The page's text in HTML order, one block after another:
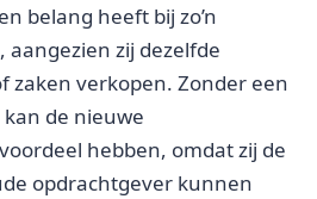
belang heeft bij zo’n
zij dezelfde
zaken verkopen. Zonder een
de nieuwe
hebben, omdat zij de
opdrachtgever kunnen